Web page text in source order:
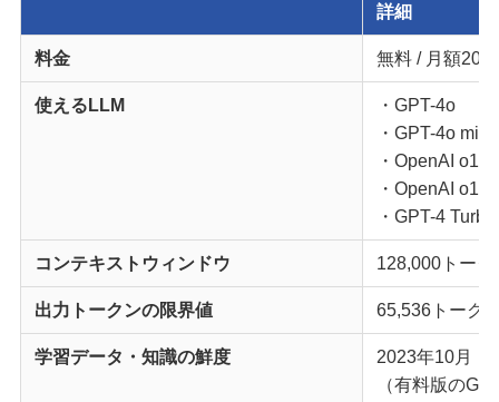
詳細
料金 無料 / 月額20
使えるLLM
・GPT-4o
・GPT-4o mini
・OpenAI o1-
・OpenAI o1-
・GPT-4 Turbo
コンテキストウィンドウ 128,000トーク
出力トークンの限界値 65,536トーク
学習データ・知識の鮮度
2023年10月
（有料版の